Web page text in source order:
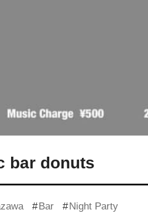
bar donuts
Bar Night Party